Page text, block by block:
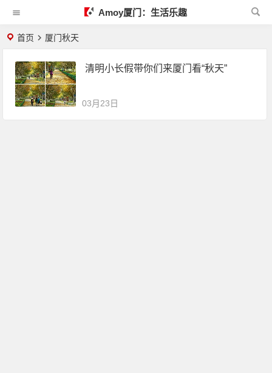
Amoy厦门：生活乐趣
首页 厦门秋天
清明小长假带你们来厦门看“秋天”
03月23日